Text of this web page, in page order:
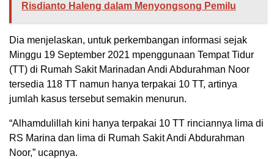
Risdianto Haleng dalam Menyongsong Pemilu
Dia menjelaskan, untuk perkembangan informasi sejak
Minggu 19 September 2021 mpenggunaan Tempat Tidur
(TT) di Rumah Sakit Marinadan Andi Abdurahman Noor
tersedia 118 TT namun hanya terpakai 10 TT, artinya
jumlah kasus tersebut semakin menurun.
“Alhamdulillah kini hanya terpakai 10 TT rinciannya lima di
RS Marina dan lima di Rumah Sakit Andi Abdurahman
Noor,” ucapnya.